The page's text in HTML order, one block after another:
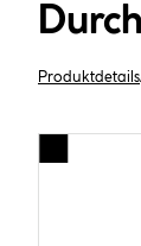
Produktdetails